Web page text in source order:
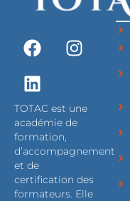
F
a
c
e
b
o
o
k
I
n
a
g
r
a
m
L
i
n
k
e
d
i
n
TOTAC est une
académie de
formation,
d’accompagnement
et de
certification des
formateurs. Elle